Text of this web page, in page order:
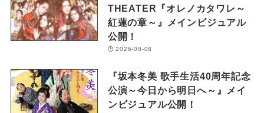
THEATER『オレノカタワレ～
紅蓮の章～』メインビジュアル
公開！
2026-08-08
『坂本冬美 歌手生活40周年記念
公演～今日から明日へ～』メイ
ンビジュアル公開！